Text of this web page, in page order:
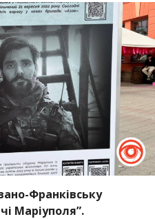
Франківську
Маріуполя”.